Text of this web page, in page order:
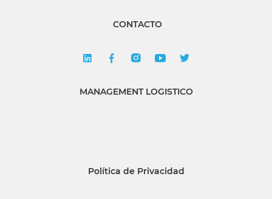
CONTACTO
MANAGEMENT LOGISTICO
Política de Privacidad